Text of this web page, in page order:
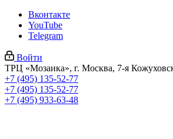
Вконтакте
YouTube
Telegram
Войти
ТРЦ «Мозаика», г. Москва, 7-я
+7 (495) 135-52-77
+7 (495) 135-52-77
+7 (495) 933-63-48